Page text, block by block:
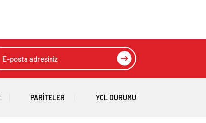
PARITELER YOL DURUMU